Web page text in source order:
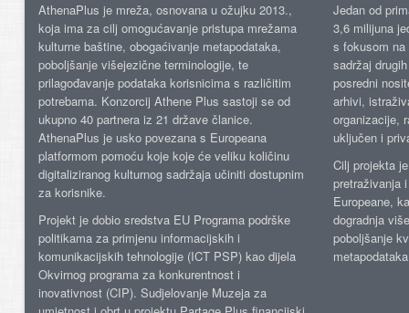
AthenaPlus je mreža, osnovana u ožujku 2013.,
koja ima za cilj omogućavanje pristupa mrežama
kulturne baštine, obogaćivanje metapodataka,
poboljšanje višejezične terminologije, te
prilagođavanje podataka korisnicima s različitim
potrebama. Konzorcij Athene Plus sastoji se od
ukupno 40 partnera iz 21 države članice.
AthenaPlus je usko povezana s Europeana
platformom pomoću koje koje će veliku količinu
digitaliziranog kulturnog sadržaja učiniti dostupnim
za korisnike.
Projekt je dobio sredstva EU Programa podrške
politikama za primjenu informacijskih i
komunikacijskih tehnologije (ICT PSP) kao dijela
Okvirnog programa za konkurentnost i
inovativnost (CIP). Sudjelovanje Muzeja za
Jedan od
3,6 milijuna
s fokusom
sadržaj
posredni
arhivi,
organizacije,
uključen i
Cilj projekta
pretraživanja
Europeane,
dogradnja
poboljšanje